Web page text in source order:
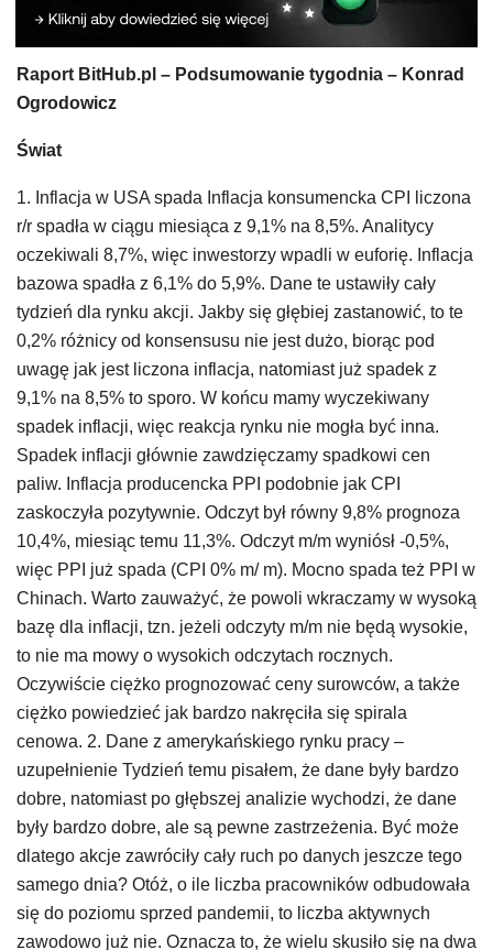
Raport BitHub.pl – Podsumowanie tygodnia – Konrad
Ogrodowicz
Świat
1. Inflacja w USA spada Inflacja konsumencka CPI liczona
r/r spadła w ciągu miesiąca z 9,1% na 8,5%. Analitycy
oczekiwali 8,7%, więc inwestorzy wpadli w euforię. Inflacja
bazowa spadła z 6,1% do 5,9%. Dane te ustawiły cały
tydzień dla rynku akcji. Jakby się głębiej zastanowić, to te
0,2% różnicy od konsensusu nie jest dużo, biorąc pod
uwagę jak jest liczona inflacja, natomiast już spadek z
9,1% na 8,5% to sporo. W końcu mamy wyczekiwany
spadek inflacji, więc reakcja rynku nie mogła być inna.
Spadek inflacji głównie zawdzięczamy spadkowi cen
paliw. Inflacja producencka PPI podobnie jak CPI
zaskoczyła pozytywnie. Odczyt był równy 9,8% prognoza
10,4%, miesiąc temu 11,3%. Odczyt m/m wyniósł -0,5%,
więc PPI już spada (CPI 0% m/ m). Mocno spada też PPI w
Chinach. Warto zauważyć, że powoli wkraczamy w wysoką
bazę dla inflacji, tzn. jeżeli odczyty m/m nie będą wysokie,
to nie ma mowy o wysokich odczytach rocznych.
Oczywiście ciężko prognozować ceny surowców, a także
ciężko powiedzieć jak bardzo nakręciła się spirala
cenowa. 2. Dane z amerykańskiego rynku pracy –
uzupełnienie Tydzień temu pisałem, że dane były bardzo
dobre, natomiast po głębszej analizie wychodzi, że dane
były bardzo dobre, ale są pewne zastrzeżenia. Być może
dlatego akcje zawróciły cały ruch po danych jeszcze tego
samego dnia? Otóż, o ile liczba pracowników odbudowała
się do poziomu sprzed pandemii, to liczba aktywnych
zawodowo już nie. Oznacza to, że wielu skusiło się na dwa